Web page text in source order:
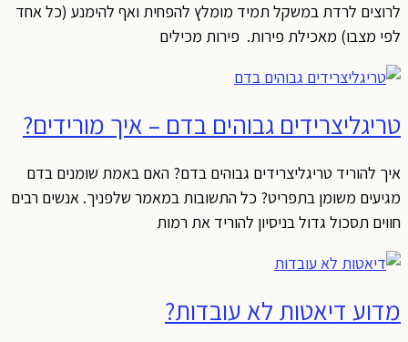
לרוצים לרדת במשקל תמיד מומלץ להפחית ואף להימנע (כל אחד
לפי מצבו) מאכילת פירות. פירות מכילים
טריגליצרידים גבוהים בדם – איך מורידים?
איך להוריד טריגליצרידים גבוהים בדם? האם באמת שומנים בדם
מגיעים משומן בתפריט? כל התשובות במאמר שלפניך. אנשים רבים
חווים תסכול גדול בניסיון להוריד את רמות
מדוע דיאטות לא עובדות?